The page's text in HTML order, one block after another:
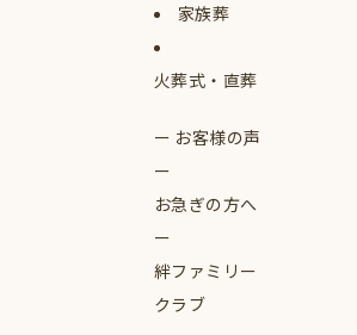
家族葬
火葬式・直葬
お客様の声
お急ぎの方へ
絆ファミリー
クラブ